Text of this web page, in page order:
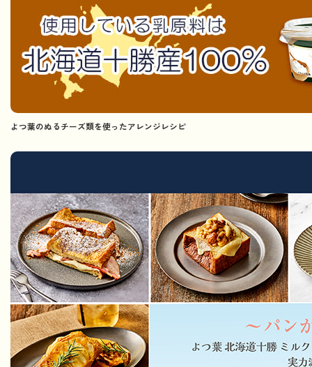
よつ葉のぬるチーズ類を使ったアレンジレシピ